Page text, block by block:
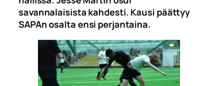
savannalaisista kahdesti. Kausi päättyy
SAPAn osalta ensi perjantaina.